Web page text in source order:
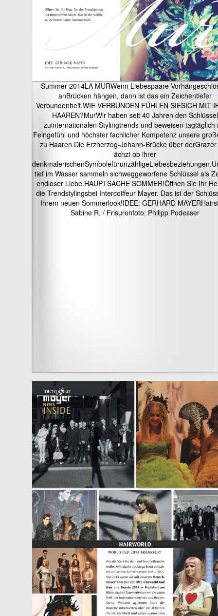
Summer 2014LA MURWenn Liebespaare
anBrücken hängen, dann ist das ein Zeichentiefer
Verbundenheit.WIE VERBUNDEN FÜHLEN SIESICH MIT
HAAREN?MurWir haben seit 40 Jahren den Schlüssel
zuinternationalen Stylingtrends und beweisen tagtäglich
Feingefühl und höchster fachlicher Kompetenz unsere
zu Haaren.Die Erzherzog-Johann-Brücke über
ächzt ob ihrer
tief im Wasser sammeln sichweggeworfene Schlüssel als
endloser Liebe.HAUPTSACHE SOMMER!Öffnen Sie Ihr
die Trendstylingsbei Intercoiffeur Mayer. Das ist der
Ihrem neuen Sommerlook!IDEE: GERHARD
Sabine R. / Frisurenfoto: Philipp Podesser